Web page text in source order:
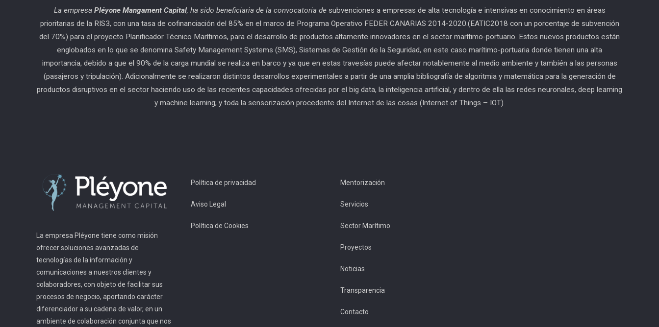
La empresa Pléyone Mangament Capital, ha sido beneficiaria de la convocatoria de subvenciones a empresas de alta tecnología e intensivas en conocimiento en áreas
prioritarias de la RIS3, con una tasa de cofinanciación del 85% en el marco de Programa Operativo FEDER CANARIAS 2014-2020.(EATIC2018 con un porcentaje de subvención
del 70%) para el proyecto Planificador Técnico Marítimos, para el desarrollo de productos altamente innovadores en el sector marítimo-portuario. Estos nuevos productos están
englobados en lo que se denomina Safety Management Systems (SMS), Sistemas de Gestión de la Seguridad, en este caso marítimo-portuaria donde tienen una alta
importancia, debido a que el 90% de la carga mundial se realiza en barco y ya que en estas travesías puede afectar notablemente al medio ambiente y también a las personas
(pasajeros y tripulación). Adicionalmente se realizaron distintos desarrollos experimentales a partir de una amplia bibliografía de algoritmia y matemática para la generación de
productos disruptivos en el sector haciendo uso de las recientes capacidades ofrecidas por el big data, la inteligencia artificial, y dentro de ella las redes neuronales, deep learning
y machine learning; y toda la sensorización procedente del Internet de las cosas (Internet of Things – IOT).
La empresa Pléyone tiene como misión
ofrecer soluciones avanzadas de
tecnologías de la información y
comunicaciones a nuestros clientes y
colaboradores, con objeto de facilitar sus
procesos de negocio, aportando carácter
diferenciador a su cadena de valor, en un
ambiente de colaboración conjunta que nos
Política de privacidad
Aviso Legal
Política de Cookies
Mentorización
Servicios
Sector Marítimo
Proyectos
Noticias
Transparencia
Contacto